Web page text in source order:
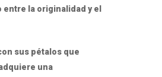
la originalidad y el
sus pétalos que
una